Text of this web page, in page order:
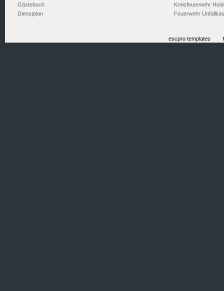
Gästebuch
Dienstplan
Kreisfeuerwehr
Feuerwehr
escpro templates